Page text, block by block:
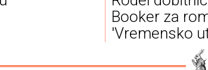
Booker za
'Vremensko